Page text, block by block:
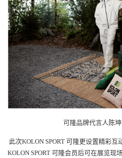
可隆品牌代言人陈
此次KOLON SPORT 可隆更设置精彩互
KOLON SPORT 可隆会员后可在展览现